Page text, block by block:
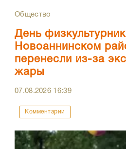
Общество
День
Новоаннинском
перенесли из-за
жары
07.08.2026 16:39
Комментарии